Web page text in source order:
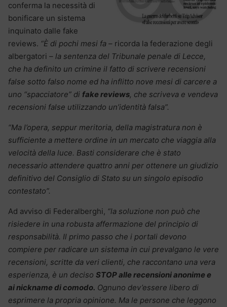
conferma la necessità di
bonificare un sistema
inquinato dalle fake
reviews. “È di pochi mesi fa – ricorda la federazione degli
albergatori – la sentenza del Tribunale penale di Lecce,
che ha definito un crimine il fatto di scrivere recensioni
false sotto falso nome ed ha inflitto nove mesi di carcere a
uno “spacciatore” di fake reviews, che scriveva e vendeva
recensioni false utilizzando un’identità falsa”.
“Ma l’opera, seppur meritoria, della magistratura non è
sufficiente a mettere ordine in un mercato che viaggia alla
velocità della luce. Basti considerare che è stato
necessario attendere quattro anni per ottenere un giudizio
definitivo del Consiglio di Stato su un singolo episodio
contestato”.
Ad avviso di Federalberghi, “la soluzione non può che
risiedere in una robusta affermazione del principio di
responsabilità. Il primo passo che i portali devono
compiere per radicare un sistema in cui prevalgano le vere
recensioni, scritte da veri clienti, che raccontano una vera
esperienza, è un deciso STOP alle recensioni anonime e
ai nickname di comodo. Ognuno dev’essere libero di
esprimere la propria opinione. Ma le persone che leggono